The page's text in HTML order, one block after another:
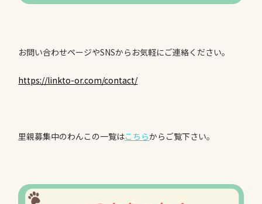
お問い合わせページやSNSからお気軽にご連絡ください。
https://linkto-or.com/contact/
里親募集中のわんこの一覧はこちらからご覧下さい。